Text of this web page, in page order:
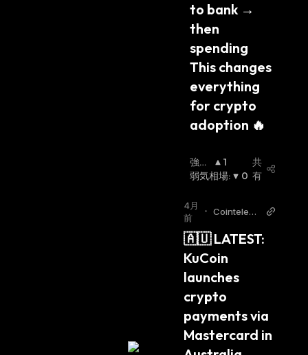
to bank →
then
spending
This changes
everything
for crypto
adoption 🔥
強気
相場:
1
弱気相場: 0
共
有
4月
前
•
Cointelegr
r
🇦🇺 LATEST:
KuCoin
launches
crypto
payments via
Mastercard in